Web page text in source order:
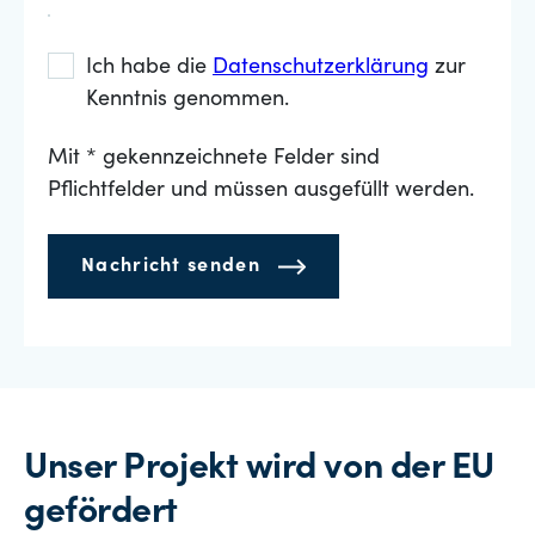
Ich habe die Datenschutzerklärung zur
Kenntnis genommen.
Mit * gekennzeichnete Felder sind
Pflichtfelder und müssen ausgefüllt werden.
Nachricht senden
Unser Projekt wird von der EU
gefördert